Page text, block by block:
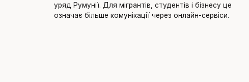
уряд Румунії. Для мігрантів, студентів і бізнесу це
означає більше комунікації через онлайн-сервіси.